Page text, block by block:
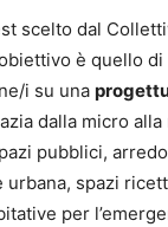
scelto dal
è quello
i su una
dalla micro
pubblici,
urbana, spazi
per